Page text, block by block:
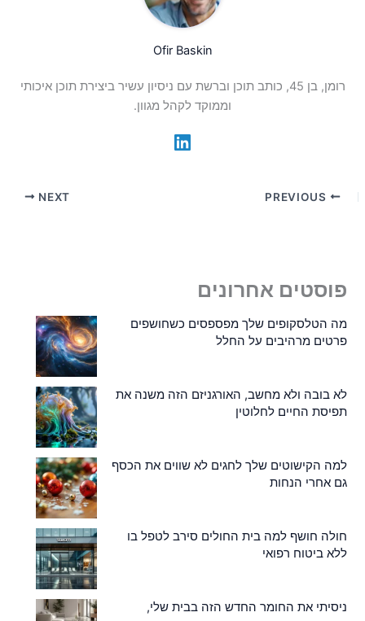
Ofir Baskin
רומן, בן 45, כותב תוכן וברשת עם ניסיון עשיר ביצירת תוכן איכותי
וממוקד לקהל מגוון.
NEXT
פוסטים אחרונים
מה הטלסקופים שלך מפספסים כשחושפים
פרטים מרהיבים על החלל
לא בובה ולא מחשב, האורגניזם הזה משנה את
תפיסת החיים לחלוטין
למה הקישוטים שלך לחגים לא שווים את הכסף
גם אחרי הנחות
חולה חושף למה בית החולים סירב לטפל בו
ללא ביטוח רפואי
ניסיתי את החומר החדש הזה בבית שלי,